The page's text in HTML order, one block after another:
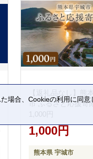
【返礼品なし】熊
市 ふるさと応援寄
1,000円
1,000円
熊本県 宇城市
場合、Cookieの利用に同意